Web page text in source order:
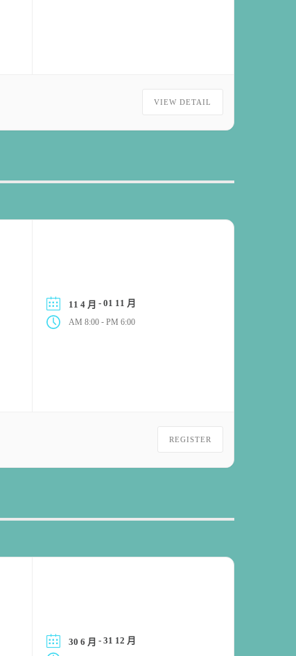
VIEW DETAIL
11 4 月 - 01 11 月
AM 8:00 - PM 6:00
REGISTER
30 6 月 - 31 12 月